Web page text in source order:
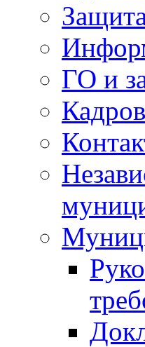
ГО и